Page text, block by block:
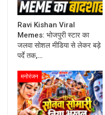
Ravi Kishan Viral
Memes: भोजपुरी स्टार का
जलवा सोशल मीडिया से लेकर बड़े
पर्दे तक,…
मनोरंजन